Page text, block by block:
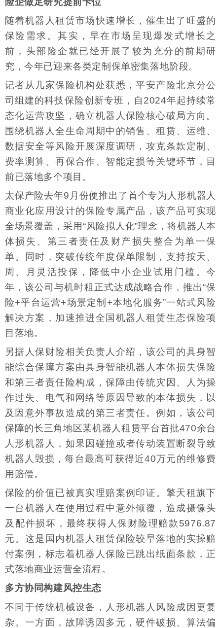
随着机器人租赁市场快速增长，催生出了旺盛的
保险需求。其实，早在市场呈现爆发式增长之
前，头部险企就已经开展了较为充分的前期研
究，今年已迎来各类定制保单密集落地阶段。
记者从几家保险机构处获悉，平安产险北京分公
司组建的科技保险创新专班，自2024年起持续常
态化运营攻坚，确立机器人保险核心破局方向。
围绕机器人全生命周期中的销售、租赁、运维、
数据安全等风险开展深度调研，攻克条款定制、
费率测算、再保合作、智能定损等关键环节，目
前已落地多个项目。
太保产险去年9月份便推出了首个专为人形机器人
商业化应用设计的保险专属产品，该产品可实现
全场景覆盖，采用“风险拟人化”理念，将机器人本
体损失、第三者责任及财产损失整合为单一保
单。同时，突破传统年度保单限制，支持按天、
周、月灵活投保，降低中小企业试用门槛。今
年，该公司与机时租正式达成战略合作，推出“保
险+平台运营+场景定制+本地化服务”一站式风险
解决方案，加速推进全国机器人租赁生态保险项
目落地。
另据人保财险相关负责人介绍，该公司的具身智
能综合保障方案由具身智能机器人本体损失保险
和第三者责任险构成，保障由传统灾因、人为操
作过失、电气和网络等原因导致的本体损失，以
及因意外事故造成的第三者责任。例如，该公司
保障的长三角地区某机器人租赁平台首批470余台
人形机器人，如果因碰撞或者传动装置断裂导致
机器人毁损，每台最高可获得近40万元的维修费
用赔偿。
保险的价值已被真实理赔案例印证。擎天租旗下
一台机器人在使用过程中意外倾覆，造成摄像头
及配件损坏，最终获得人保财险理赔款5976.87
元。这是国内机器人租赁保险较早落地的实操赔
付案例，标志着机器人保险已跳出纸面条款，正
式落地商业运营全流程。
多方协同构建风控生态
不同于传统机械设备，人形机器人风险成因更复
杂。一方面，故障诱因多元，硬件破损、算法偏